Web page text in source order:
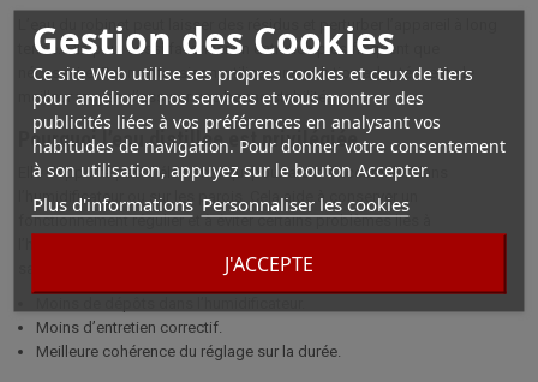
Gestion des Cookies
Ce site Web utilise ses propres cookies et ceux de tiers
pour améliorer nos services et vous montrer des
publicités liées à vos préférences en analysant vos
habitudes de navigation. Pour donner votre consentement
à son utilisation, appuyez sur le bouton Accepter.
Plus d'informations Personnaliser les cookies
J'ACCEPTE
L’eau du robinet peut laisser des résidus et perturber l’appareil à long
terme. Elle peut aussi favoriser un entretien plus fréquent que
nécessaire. Pour cette raison, utiliser une solution adaptée reste le
meilleur moyen d’assurer une bonne stabilité.
Pourquoi l’eau distillée est privilégiée
Elle n’apporte pas d’éléments qui pourraient s’accumuler dans
l’humidificateur ou sur les parois. Cela aide à conserver un
fonctionnement régulier et à éviter certains problèmes liés à
Moins d’entretien correctif.
Meilleure cohérence du réglage sur la durée.